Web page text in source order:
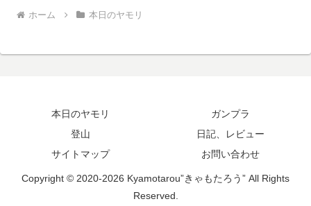
ホーム 本日のヤモリ
本日のヤモリ
ガンプラ
登山
日記、レビュー
サイトマップ
お問い合わせ
Copyright © 2020-2026 Kyamotarou”きゃもたろう” All Rights
Reserved.